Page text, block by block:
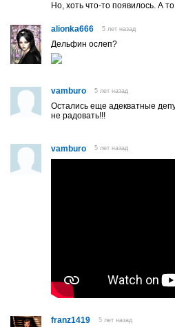
Но, хоть что-то появилось. А
alionka666 5 лет назад
Дельфин ослеп?
vamburo 5 лет назад
Остались еще адекватные
не радовать!!!
vamburo 5 лет назад
franz1419 5 лет назад